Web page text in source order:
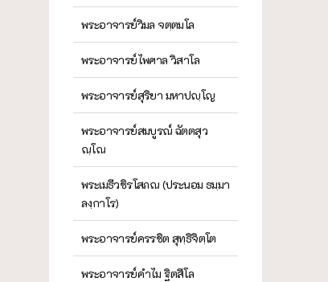
พระอาจารย์วิมล จตฺตมโล
พระอาจารย์ไพศาล วิสาโล
พระอาจารย์สุริยา มหาปญฺโญ
พระอาจารย์สมบูรณ์ ฉัตตสุว
ณฺโณ
พระเมธีวชิรโสภณ (ประนอม ธมฺมา
ลงฺกาโร)
พระอาจารย์ครรชิต สุทฺธิจิตฺโต
พระอาจารย์คำไม ฐิตสีโล